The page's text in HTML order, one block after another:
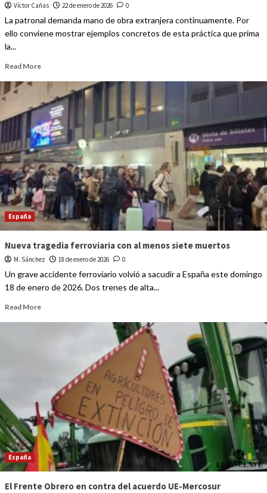
Víctor Cañas 22 de enero de 2026 0
La patronal demanda mano de obra extranjera continuamente. Por
ello conviene mostrar ejemplos concretos de esta práctica que prima
la...
Read More
España
Nueva tragedia ferroviaria con al menos siete muertos
M. Sánchez 18 de enero de 2026 0
Un grave accidente ferroviario volvió a sacudir a España este domingo
18 de enero de 2026. Dos trenes de alta...
Read More
España
El Frente Obrero en contra del acuerdo UE-Mercosur